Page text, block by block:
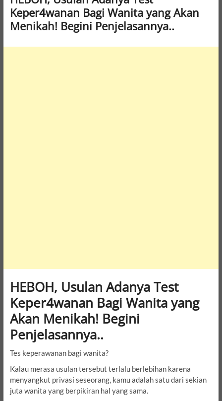
Keper4wanan Bagi Wanita yang Akan
Menikah! Begini Penjelasannya..
HEBOH, Usulan Adanya Test
Keper4wanan Bagi Wanita yang
Akan Menikah! Begini
Penjelasannya..
Tes keperawanan bagi wanita?
Kalau merasa usulan tersebut terlalu berlebihan karena
menyangkut privasi seseorang, kamu adalah satu dari sekian
juta wanita yang berpikiran hal yang sama.